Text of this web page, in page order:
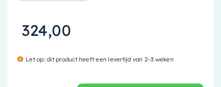
324,00
Let op: dit product heeft een levertijd van 2-3 weken